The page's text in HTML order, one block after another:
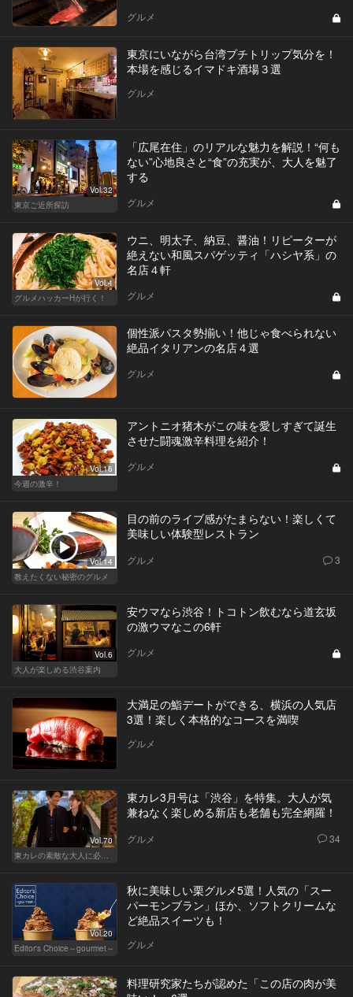
グルメ
東京にいながら台湾プチトリップ気分を！
本場を感じるイマドキ酒場３選
グルメ
Vol.32
東京ご近所探訪
「広尾在住」のリアルな魅力を解説！“何も
ない”心地良さと“食”の充実が、大人を魅了
する
グルメ
Vol.4
グルメハッカーHが行く！
ウニ、明太子、納豆、醤油！リピーターが
絶えない和風スパゲッティ「ハシヤ系」の
名店４軒
グルメ
個性派パスタ勢揃い！他じゃ食べられない
絶品イタリアンの名店４選
グルメ
Vol.16
今週の激辛！
アントニオ猪木がこの味を愛しすぎて誕生
させた闘魂激辛料理を紹介！
グルメ
Vol.14
教えたくない秘密のグルメ
目の前のライブ感がたまらない！楽しくて
美味しい体験型レストラン
グルメ 3
Vol.6
大人が楽しめる渋谷案内
安ウマなら渋谷！トコトン飲むなら道玄坂
の激ウマなこの6軒
グルメ
大満足の鮨デートができる、横浜の人気店
3選！楽しく本格的なコースを満喫
グルメ
Vol.70
東カレの素敵な大人に必要なこと
東カレ3月号は「渋谷」を特集。大人が気
兼ねなく楽しめる新店も老舗も完全網羅！
グルメ 34
Vol.20
Editor's Choice～gourmet～
秋に美味しい栗グルメ5選！人気の「スー
パーモンブラン」ほか、ソフトクリームな
ど絶品スイーツも！
グルメ
料理研究家たちが認めた「この店の肉が美